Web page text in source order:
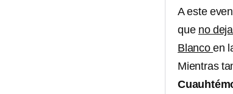
A este
que no
Blancoen
Mientras